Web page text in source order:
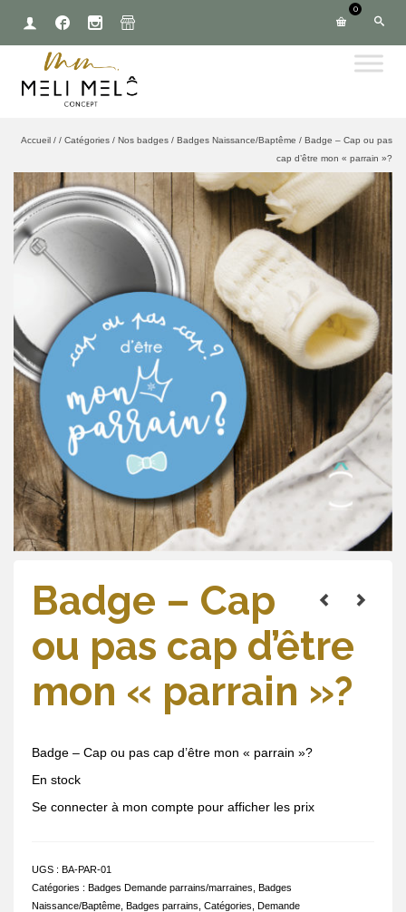
0
Accueil / / Catégories / Nos badges / Badges Naissance/Baptême / Badge – Cap ou pas
cap d’être mon « parrain »?
Badge – Cap
ou pas cap d’être
mon « parrain »?
Badge – Cap ou pas cap d’être mon « parrain »?
En stock
Se connecter à mon compte pour afficher les prix
UGS : BA-PAR-01
Catégories : Badges Demande parrains/marraines Badges
Naissance/Baptême Badges parrains Catégories Demande